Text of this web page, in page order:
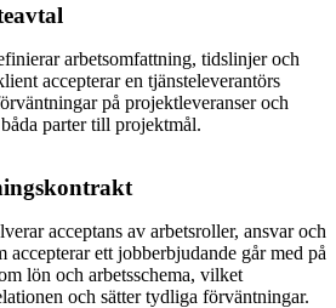
arbetsomfattning, tidslinjer och
accepterar en tjänsteleverantörs
på projektleveranser och
parter till projektmål.
acceptans av arbetsroller, ansvar och
accepterar ett jobberbjudande går med på
lön och arbetsschema, vilket
och sätter tydliga förväntningar.